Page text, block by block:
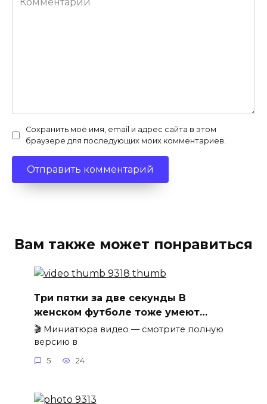
Сохранить моё имя, email и адрес сайта в этом
браузере для последующих моих комментариев.
Вам также может понравиться
Три пятки за две секунды В
женском футболе тоже умеют…
🎬 Миниатюра видео — смотрите полную
версию в
5 24